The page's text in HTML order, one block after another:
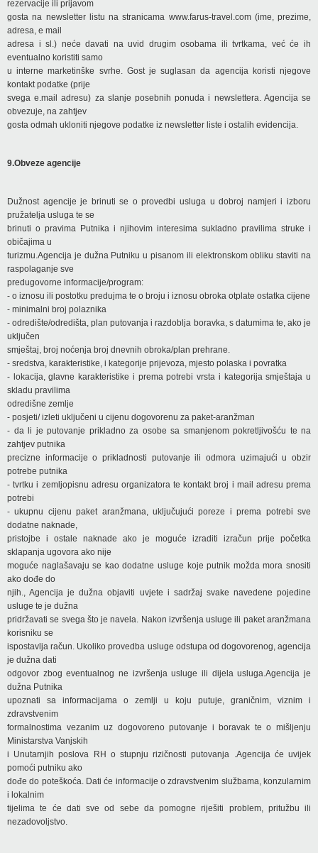
rezervacije ili prijavom
gosta na newsletter listu na stranicama www.farus-travel.com (ime, prezime,
adresa, e mail
adresa i sl.) neće davati na uvid drugim osobama ili tvrtkama, već će ih
eventualno koristiti samo
u interne marketinške svrhe. Gost je suglasan da agencija koristi njegove
kontakt podatke (prije
svega e.mail adresu) za slanje posebnih ponuda i newslettera. Agencija se
obvezuje, na zahtjev
gosta odmah ukloniti njegove podatke iz newsletter liste i ostalih evidencija.
9.Obveze agencije
Dužnost agencije je brinuti se o provedbi usluga u dobroj namjeri i izboru
pružatelja usluga te se
brinuti o pravima Putnika i njihovim interesima sukladno pravilima struke i
običajima u
turizmu.Agencija je dužna Putniku u pisanom ili elektronskom obliku staviti na
raspolaganje sve
predugovorne informacije/program:
- o iznosu ili postotku predujma te o broju i iznosu obroka otplate ostatka cijene
- minimalni broj polaznika
- odredište/odredišta, plan putovanja i razdoblja boravka, s datumima te, ako je
uključen
smještaj, broj noćenja broj dnevnih obroka/plan prehrane.
- sredstva, karakteristike, i kategorije prijevoza, mjesto polaska i povratka
- lokacija, glavne karakteristike i prema potrebi vrsta i kategorija smještaja u
skladu pravilima
odredišne zemlje
- posjeti/ izleti uključeni u cijenu dogovorenu za paket-aranžman
- da li je putovanje prikladno za osobe sa smanjenom pokretljivošću te na
zahtjev putnika
precizne informacije o prikladnosti putovanje ili odmora uzimajući u obzir
potrebe putnika
- tvrtku i zemljopisnu adresu organizatora te kontakt broj i mail adresu prema
potrebi
- ukupnu cijenu paket aranžmana, uključujući poreze i prema potrebi sve
dodatne naknade,
pristojbe i ostale naknade ako je moguće izraditi izračun prije početka
sklapanja ugovora ako nije
moguće naglašavaju se kao dodatne usluge koje putnik možda mora snositi
ako dođe do
njih., Agencija je dužna objaviti uvjete i sadržaj svake navedene pojedine
usluge te je dužna
pridržavati se svega što je navela. Nakon izvršenja usluge ili paket aranžmana
korisniku se
ispostavlja račun. Ukoliko provedba usluge odstupa od dogovorenog, agencija
je dužna dati
odgovor zbog eventualnog ne izvršenja usluge ili dijela usluga.Agencija je
dužna Putnika
upoznati sa informacijama o zemlji u koju putuje, graničnim, viznim i
zdravstvenim
formalnostima vezanim uz dogovoreno putovanje i boravak te o mišljenju
Ministarstva Vanjskih
i Unutarnjih poslova RH o stupnju rizičnosti putovanja .Agencija će uvijek
pomoći putniku ako
dođe do poteškoća. Dati će informacije o zdravstvenim službama, konzularnim
i lokalnim
tijelima te će dati sve od sebe da pomogne riješiti problem, pritužbu ili
nezadovoljstvo.